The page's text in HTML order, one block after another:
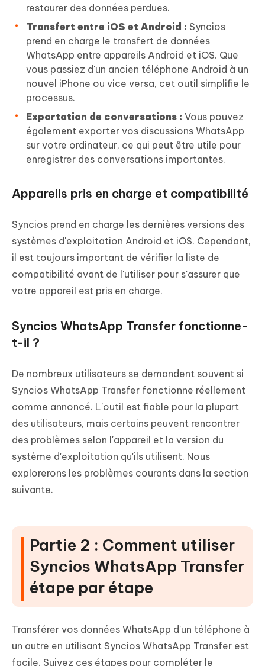
restaurer des données perdues.
Transfert entre iOS et Android : Syncios
prend en charge le transfert de données
WhatsApp entre appareils Android et iOS. Que
vous passiez d'un ancien téléphone Android à un
nouvel iPhone ou vice versa, cet outil simplifie le
processus.
Exportation de conversations : Vous pouvez
également exporter vos discussions WhatsApp
sur votre ordinateur, ce qui peut être utile pour
enregistrer des conversations importantes.
Appareils pris en charge et compatibilité
Syncios prend en charge les dernières versions des
systèmes d'exploitation Android et iOS. Cependant,
il est toujours important de vérifier la liste de
compatibilité avant de l'utiliser pour s'assurer que
votre appareil est pris en charge.
Syncios WhatsApp Transfer fonctionne-
t-il ?
De nombreux utilisateurs se demandent souvent si
Syncios WhatsApp Transfer fonctionne réellement
comme annoncé. L'outil est fiable pour la plupart
des utilisateurs, mais certains peuvent rencontrer
des problèmes selon l'appareil et la version du
système d'exploitation qu'ils utilisent. Nous
explorerons les problèmes courants dans la section
suivante.
Partie 2 : Comment utiliser
Syncios WhatsApp Transfer
étape par étape
Transférer vos données WhatsApp d'un téléphone à
un autre en utilisant Syncios WhatsApp Transfer est
facile. Suivez ces étapes pour compléter le